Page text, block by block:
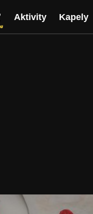
Aktivity Kapely